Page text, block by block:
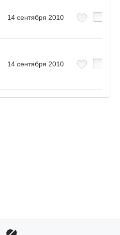
14 сентября 2010
14 сентября 2010